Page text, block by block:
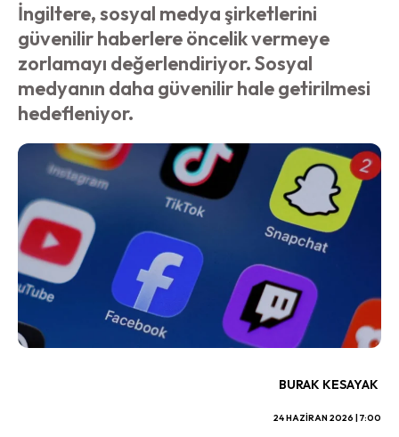
İngiltere, sosyal medya şirketlerini
güvenilir haberlere öncelik vermeye
zorlamayı değerlendiriyor. Sosyal
medyanın daha güvenilir hale getirilmesi
hedefleniyor.
BURAK KESAYAK
24 HAZIRAN 2026 | 7:00